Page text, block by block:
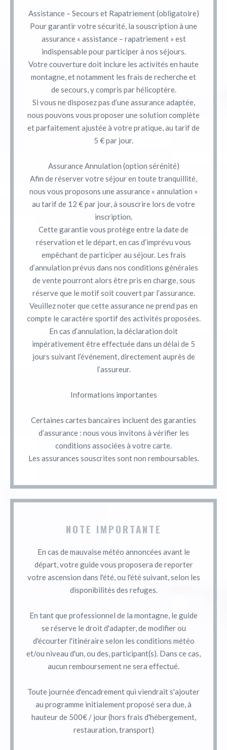
Assistance – Secours et Rapatriement (obligatoire)
Pour garantir votre sécurité, la souscription à une
assurance « assistance – rapatriement » est
indispensable pour participer à nos séjours.
Votre couverture doit inclure les activités en haute
montagne, et notamment les frais de recherche et
de secours, y compris par hélicoptère.
Si vous ne disposez pas d’une assurance adaptée,
nous pouvons vous proposer une solution complète
et parfaitement ajustée à votre pratique, au tarif de
5 € par jour.
Assurance Annulation (option sérénité)
Afin de réserver votre séjour en toute tranquillité,
nous vous proposons une assurance « annulation »
au tarif de 12 € par jour, à souscrire lors de votre
inscription.
Cette garantie vous protège entre la date de
réservation et le départ, en cas d’imprévu vous
empêchant de participer au séjour. Les frais
d’annulation prévus dans nos conditions générales
de vente pourront alors être pris en charge, sous
réserve que le motif soit couvert par l’assurance.
Veuillez noter que cette assurance ne prend pas en
compte le caractère sportif des activités proposées.
En cas d’annulation, la déclaration doit
impérativement être effectuée dans un délai de 5
jours suivant l’événement, directement auprès de
l’assureur.
Informations importantes
Certaines cartes bancaires incluent des garanties
d’assurance : nous vous invitons à vérifier les
conditions associées à votre carte.
Les assurances souscrites sont non remboursables.
NOTE IMPORTANTE
En cas de mauvaise météo annoncées avant le
départ, votre guide vous proposera de reporter
votre ascension dans l'été, ou l'été suivant, selon les
disponibilités des refuges.
En tant que professionnel de la montagne, le guide
se réserve le droit d'adapter, de modifier ou
d'écourter l'itinéraire selon les conditions météo
et/ou niveau d'un, ou des, participant(s). Dans ce cas,
aucun remboursement ne sera effectué.
Toute journée d'encadrement qui viendrait s'ajouter
au programme initialement proposé sera due, à
hauteur de 500€ / jour (hors frais d'hébergement,
restauration, transport)